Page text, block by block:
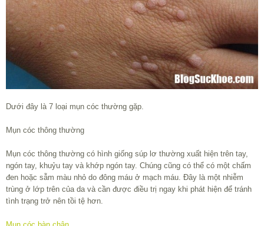
Dưới đây là 7 loại mụn cóc thường gặp.
Mụn cóc thông thường
Mụn cóc thông thường có hình giống súp lơ thường xuất hiện trên tay,
ngón tay, khuỷu tay và khớp ngón tay. Chúng cũng có thể có một chấm
đen hoặc sẫm màu nhỏ do đông máu ở mạch máu. Đây là một nhiễm
trùng ở lớp trên của da và cần được điều trị ngay khi phát hiện để tránh
tình trạng trở nên tồi tệ hơn.